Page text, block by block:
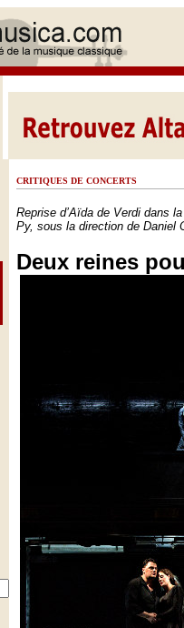
CRITIQUES DE CONCERTS
Reprise d’Aïda de Verdi dans
Py, sous la direction de Daniel
Deux reines